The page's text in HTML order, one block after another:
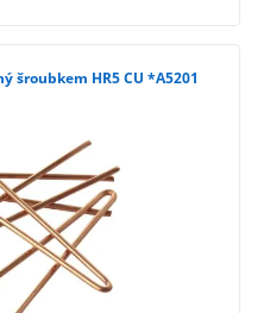
šroubkem HR5 CU *A5201